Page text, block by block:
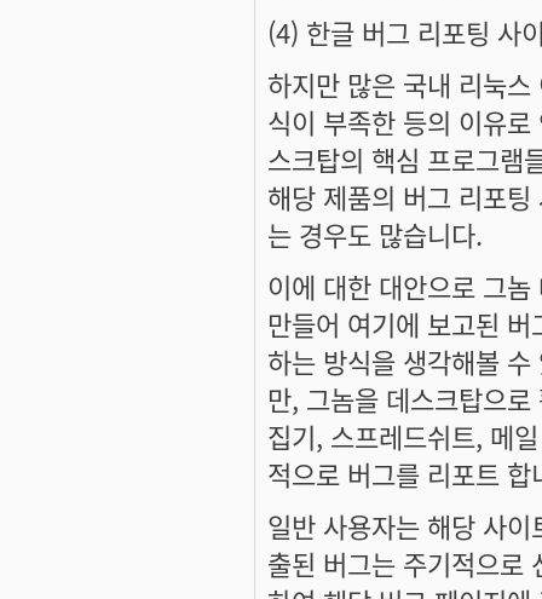
(4) 한글 버그 리포팅 사
하지만 많은 국내 리눅
식이 부족한 등의 이유
스크탑의 핵심 프로그램
해당 제품의 버그 리포
는 경우도 많습니다.
이에 대한 대안으로 그
만들어 여기에 보고된
하는 방식을 생각해볼
만, 그놈을 데스크탑으
집기, 스프레드쉬트, 메
적으로 버그를 리포트 합
일반 사용자는 해당 사
출된 버그는 주기적으로